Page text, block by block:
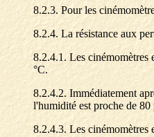
8.2.3. Pour les
8.2.4. La résistance aux
8.2.4.1. Les cinémomètres
°C.
8.2.4.2. Immédiatement
l'humidité est proche de
8.2.4.3. Les cinémomètres